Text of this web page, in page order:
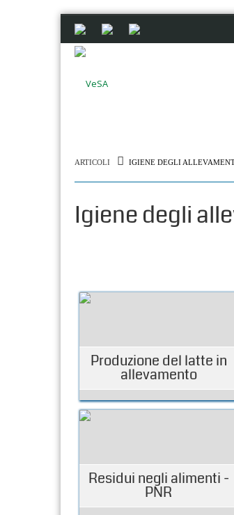
ARTICOLI IGIENE DEGLI
Igiene degli
Produzione del latte in
allevamento
Residui negli alimenti -
PNR